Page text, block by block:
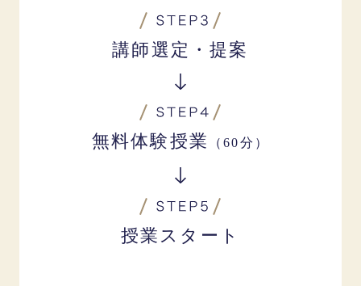
講師選定・提案
無料体験授業 （60分）
授業スタート